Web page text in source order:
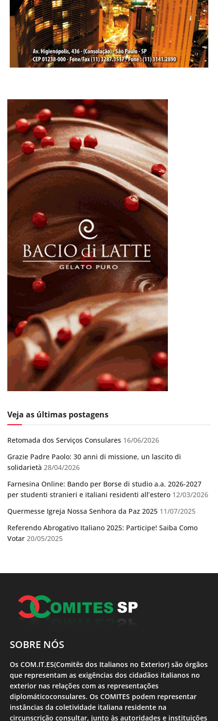
Veja as últimas postagens
Retomada dos Serviços Consulares 16/06/2026
Grazie Padre Paolo: 30 anni di missione, un lascito di
solidarietà 28/04/2026
Farnesina Online: Bando per Borse di studio a.a. 2026-2027
per studenti stranieri e italiani residenti all’estero 12/03/2026
Quermesse Igreja Nossa Senhora da Paz 2025 11/07/2025
Referendo Abrogativo Italiano 2025: Participe! Saiba Como
Votar 20/05/2025
SOBRE NÓS
Os COM.IT.ES(Comitês dos Italianos no Exterior) são órgãos
que representam as exigências dos cidadãos italianos no
exterior nas relações com as representações
diplomáticoconsulares. Os COMITES podem representar
instâncias da coletividade italiana residente na
circunscrição consultar, junto às autoridades e instituições